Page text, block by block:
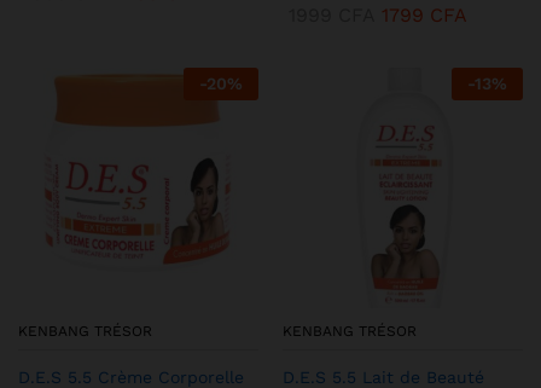
1799 CFA
-20%
KENBANG TRÉSOR
D.E.S 5.5 Crème Corporelle
-13%
KENBANG TRÉSOR
D.E.S 5.5 Lait de Beauté